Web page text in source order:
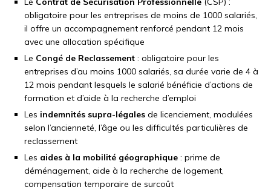
obligatoire pour les entreprises de moins de 1000 salariés,
il offre un accompagnement renforcé pendant 12 mois
avec une allocation spécifique
Le Congé de Reclassement : obligatoire pour les
entreprises d’au moins 1000 salariés, sa durée varie de 4 à
12 mois pendant lesquels le salarié bénéficie d’actions de
formation et d’aide à la recherche d’emploi
Les indemnités supra-légales de licenciement, modulées
selon l’ancienneté, l’âge ou les difficultés particulières de
reclassement
Les aides à la mobilité géographique : prime de
déménagement, aide à la recherche de logement,
compensation temporaire de surcoût